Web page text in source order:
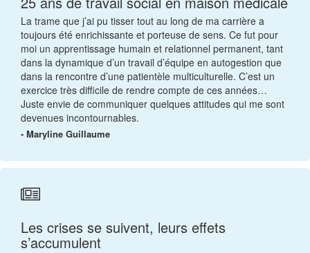
La trame que j’ai pu tisser tout au long de ma carrière a
toujours été enrichissante et porteuse de sens. Ce fut pour
moi un apprentissage humain et relationnel permanent, tant
dans la dynamique d’un travail d’équipe en autogestion que
dans la rencontre d’une patientèle multiculturelle. C’est un
exercice très difficile de rendre compte de ces années…
Juste envie de communiquer quelques attitudes qui me sont
devenues incontournables.
- Maryline Guillaume
Les crises se suivent, leurs effets
s’accumulent